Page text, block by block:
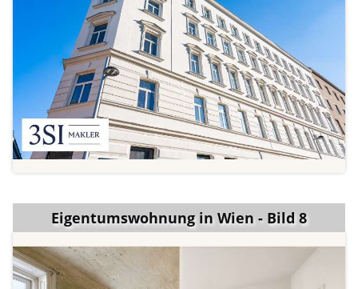
Eigentumswohnung in Wien - Bild 8